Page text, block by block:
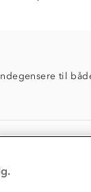
til
og SFO
oss?
til barnehagen
og tips her⛰